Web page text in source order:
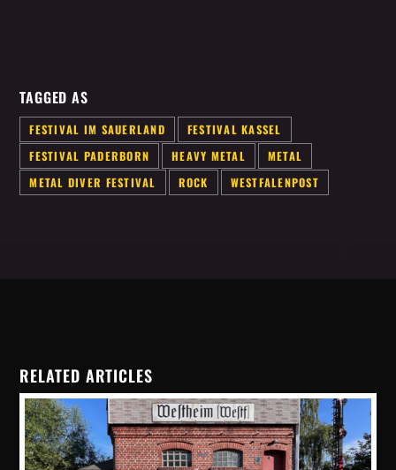
TAGGED AS
FESTIVAL IM SAUERLAND
FESTIVAL KASSEL
FESTIVAL PADERBORN
HEAVY METAL
METAL
METAL DIVER FESTIVAL
ROCK WESTFALENPOST
RELATED ARTICLES